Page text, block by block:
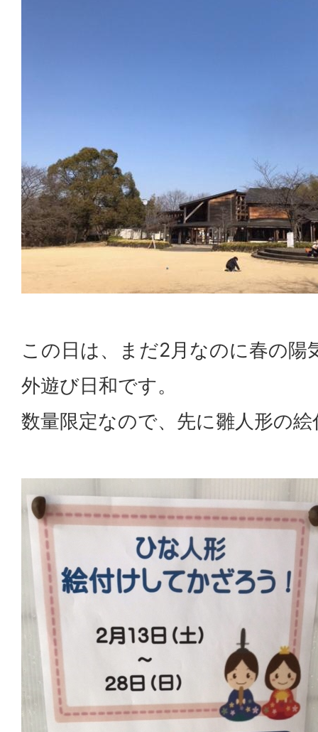
この日は、まだ2月なのに春の陽
外遊び日和です。
数量限定なので、先に雛人形の